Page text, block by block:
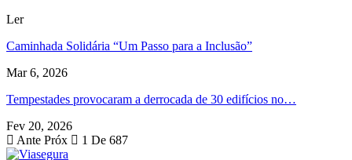
Ler
Caminhada Solidária “Um Passo para a Inclusão”
Mar 6, 2026
Tempestades provocaram a derrocada de 30 edifícios no…
Fev 20, 2026
Ante Próx 1 De 687